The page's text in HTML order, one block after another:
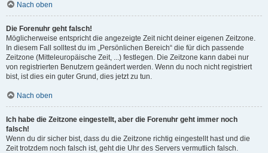
Nach oben
Die Forenuhr geht falsch!
Möglicherweise entspricht die angezeigte Zeit nicht deiner eigenen Zeitzone.
In diesem Fall solltest du im „Persönlichen Bereich“ die für dich passende
Zeitzone (Mitteleuropäische Zeit, ...) festlegen. Die Zeitzone kann dabei nur
von registrierten Benutzern geändert werden. Wenn du noch nicht registriert
bist, ist dies ein guter Grund, dies jetzt zu tun.
Nach oben
Ich habe die Zeitzone eingestellt, aber die Forenuhr geht immer noch
falsch!
Wenn du dir sicher bist, dass du die Zeitzone richtig eingestellt hast und die
Zeit trotzdem noch falsch ist, geht die Uhr des Servers vermutlich falsch.